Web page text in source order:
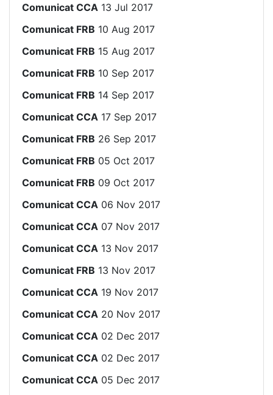
Comunicat CCA 13 Jul 2017
Comunicat FRB 10 Aug 2017
Comunicat FRB 15 Aug 2017
Comunicat FRB 10 Sep 2017
Comunicat FRB 14 Sep 2017
Comunicat CCA 17 Sep 2017
Comunicat FRB 26 Sep 2017
Comunicat FRB 05 Oct 2017
Comunicat FRB 09 Oct 2017
Comunicat CCA 06 Nov 2017
Comunicat CCA 07 Nov 2017
Comunicat CCA 13 Nov 2017
Comunicat FRB 13 Nov 2017
Comunicat CCA 19 Nov 2017
Comunicat CCA 20 Nov 2017
Comunicat CCA 02 Dec 2017
Comunicat CCA 02 Dec 2017
Comunicat CCA 05 Dec 2017